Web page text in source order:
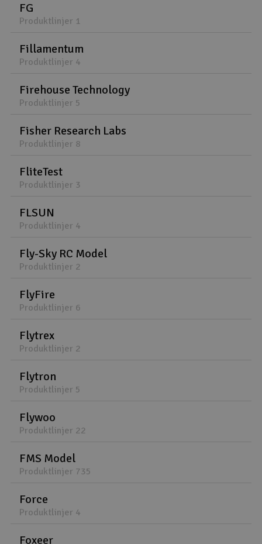
FG
Produktlinjer 1
Fillamentum
Produktlinjer 4
Firehouse Technology
Produktlinjer 5
Fisher Research Labs
Produktlinjer 8
FliteTest
Produktlinjer 3
FLSUN
Produktlinjer 4
Fly-Sky RC Model
Produktlinjer 2
FlyFire
Produktlinjer 6
Flytrex
Produktlinjer 2
Flytron
Produktlinjer 5
Flywoo
Produktlinjer 22
FMS Model
Produktlinjer 735
Force
Produktlinjer 4
Foxeer